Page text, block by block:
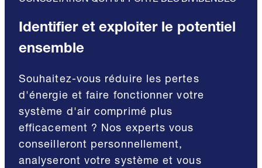
Identifier et exploiter le potentiel
ensemble
Souhaitez-vous réduire les pertes
d'énergie et faire fonctionner votre
système d'air comprimé plus
efficacement ? Nos experts vous
conseilleront personnellement,
analyseront votre système et vous